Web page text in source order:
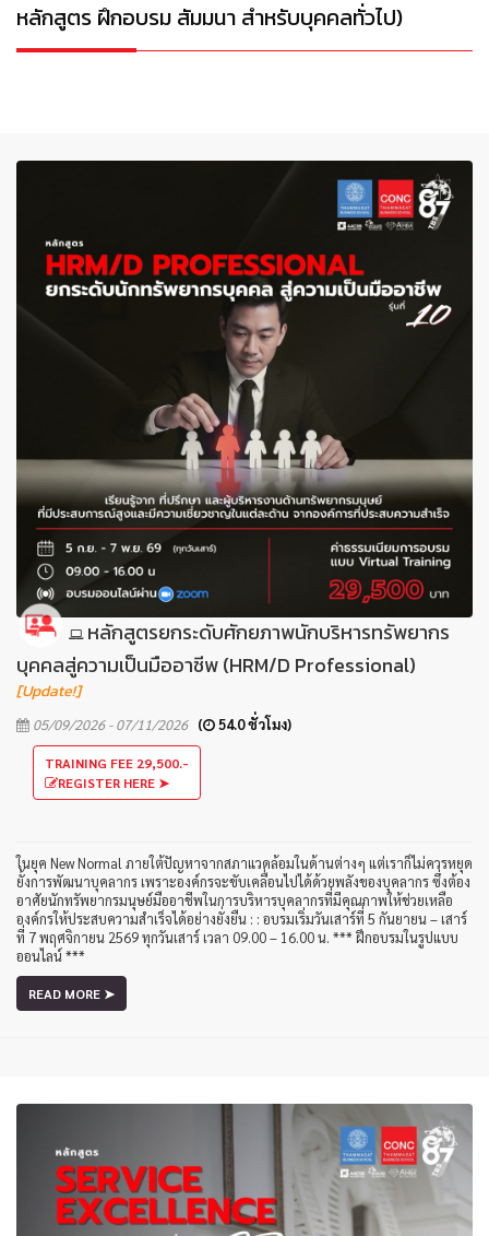
หลักสูตร ฝึกอบรม สัมมนา สำหรับบุคคลทั่วไป)
หลักสูตรยกระดับศักยภาพนักบริหารทรัพยากร
บุคคลสู่ความเป็นมืออาชีพ (HRM/D Professional)
[Update!]
05/09/2026 - 07/11/2026 ( 54.0 ชั่วโมง)
TRAINING FEE 29,500.-
REGISTER HERE ➤
ในยุค New Normal ภายใต้ปัญหาจากสภาแวดล้อมในด้านต่างๆ แต่เราก็ไม่ควรหยุด
ยั้งการพัฒนาบุคลากร เพราะองค์กรจะขับเคลื่อนไปได้ด้วยพลังของบุคลากร ซึ่งต้อง
อาศัยนักทรัพยากรมนุษย์มืออาชีพในการบริหารบุคลากรที่มีคุณภาพให้ช่วยเหลือ
องค์กรให้ประสบความสำเร็จได้อย่างยั่งยืน : : อบรมเริ่มวันเสาร์ที่ 5 กันยายน – เสาร์
ที่ 7 พฤศจิกายน 2569 ทุกวันเสาร์ เวลา 09.00 – 16.00 น. *** ฝึกอบรมในรูปแบบ
ออนไลน์ ***
READ MORE ➤